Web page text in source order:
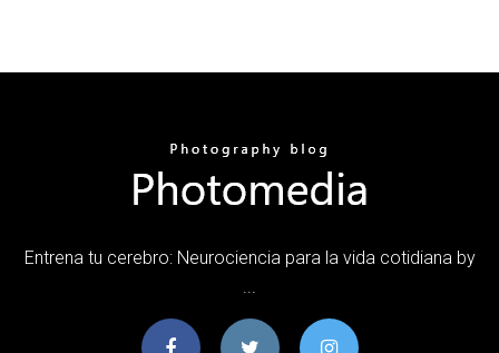
Entrena tu cerebro: Neurociencia para la vida cotidiana by